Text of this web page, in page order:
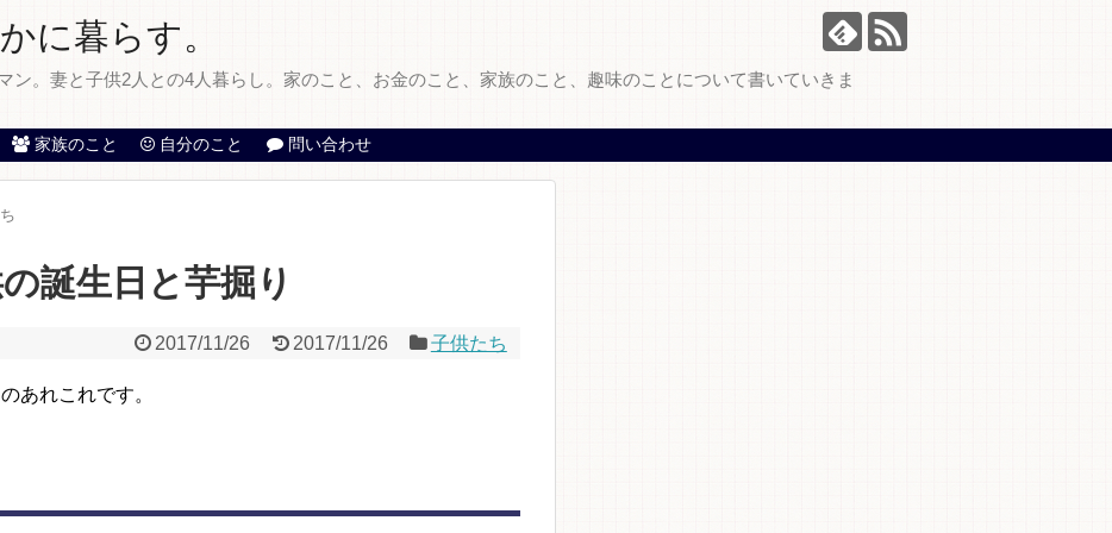
に暮らす。
ン。妻と子供2人との4人暮らし。家のこと、お金のこと、家族のこと、趣味のことについて書いていきま
家族のこと 自分のこと 問い合わせ
誕生日と芋掘り
2017/11/26 2017/11/26 子供たち
あれこれです。